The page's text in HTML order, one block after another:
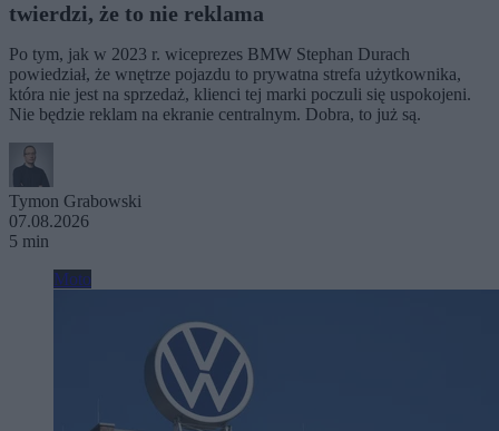
twierdzi, że to nie reklama
Po tym, jak w 2023 r. wiceprezes BMW Stephan Durach
powiedział, że wnętrze pojazdu to prywatna strefa użytkownika,
która nie jest na sprzedaż, klienci tej marki poczuli się uspokojeni.
Nie będzie reklam na ekranie centralnym. Dobra, to już są.
Tymon Grabowski
07.08.2026
5 min
Moto